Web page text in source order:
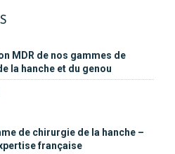
MDR de nos gammes de
la hanche et du genou
de chirurgie de la hanche –
française